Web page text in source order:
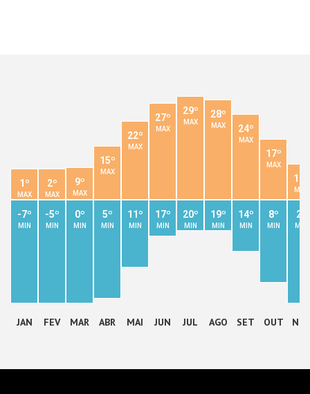
1º
MAX
-7º
MIN
JAN
2º
MAX
-5º
MIN
FEV
9º
MAX
0º
MIN
MAR
15º
MAX
5º
MIN
ABR
22º
MAX
11º
MIN
MAI
27º
MAX
17º
MIN
JUN
29º
MAX
20º
MIN
JUL
28º
MAX
19º
MIN
AGO
24º
MAX
14º
MIN
SET
17º
MAX
8º
MIN
OUT
10º
MAX
2º
MIN
NOV